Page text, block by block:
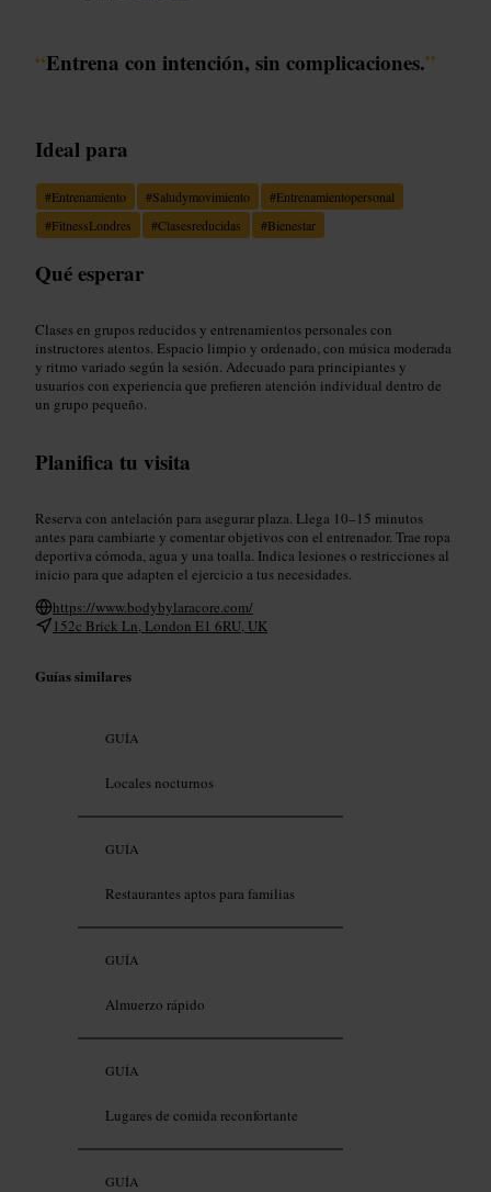
“Entrena con intención, sin complicaciones.”
Ideal para
#Entrenamiento #Saludymovimiento #Entrenamientopersonal
#FitnessLondres #Clasesreducidas #Bienestar
Qué esperar
Clases en grupos reducidos y entrenamientos personales con
instructores atentos. Espacio limpio y ordenado, con música moderada
y ritmo variado según la sesión. Adecuado para principiantes y
usuarios con experiencia que prefieren atención individual dentro de
un grupo pequeño.
Planifica tu visita
Reserva con antelación para asegurar plaza. Llega 10–15 minutos
antes para cambiarte y comentar objetivos con el entrenador. Trae ropa
deportiva cómoda, agua y una toalla. Indica lesiones o restricciones al
inicio para que adapten el ejercicio a tus necesidades.
https://www.bodybylaracore.com/
152c Brick Ln, London E1 6RU, UK
Guías similares
GUÍA
Locales nocturnos
GUÍA
Restaurantes aptos para familias
GUÍA
Almuerzo rápido
GUÍA
Lugares de comida reconfortante
GUÍA